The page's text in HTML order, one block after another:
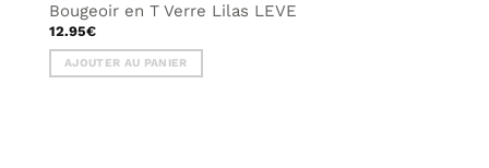
Bougeoir en T Verre Lilas LEVE
12.95€
AJOUTER AU PANIER